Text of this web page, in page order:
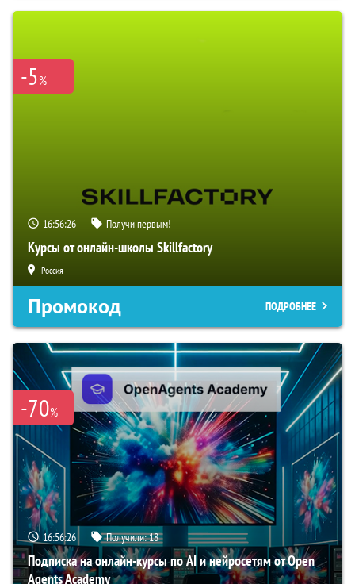
-5%
16:56:25 Получи первым!
Курсы от онлайн-школы Skillfactory
Россия
Промокод ПОДРОБНЕЕ
-70%
16:56:25 Получили:18
Подписка на онлайн-курсы по AI и нейросетям от Open
Agents Academy